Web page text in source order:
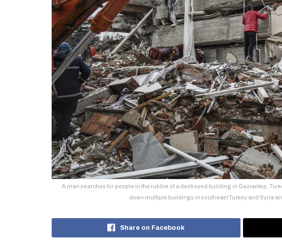
A man searches for people in the rubble of a destroyed building in Gaziantep,
down multiple buildings in southeast Turkey and Syria
Share on Facebook